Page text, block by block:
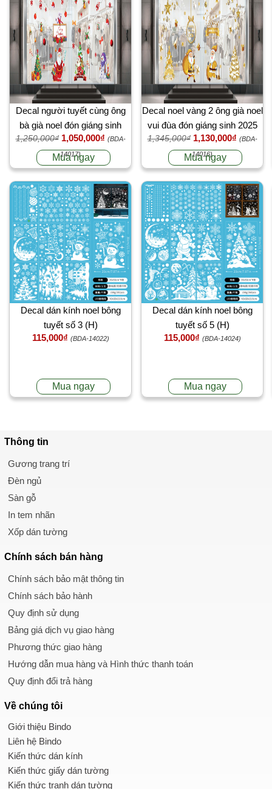
Decal người tuyết cùng ông
bà già noel đón giáng sinh
2025
1,250,000₫ 1,050,000₫ (BDA-
14017)
Mua ngay
Decal noel vàng 2 ông già noel
vui đùa đón giáng sinh 2025
1,345,000₫ 1,130,000₫ (BDA-
14016)
Mua ngay
Decal dán kính noel bông
tuyết số 3 (H)
115,000₫ (BDA-14022)
Mua ngay
Decal dán kính noel bông
tuyết số 5 (H)
115,000₫ (BDA-14024)
Mua ngay
Thông tin
Gương trang trí
Đèn ngủ
Sàn gỗ
In tem nhãn
Xốp dán tường
Chính sách bán hàng
Chính sách bảo mật thông tin
Chính sách bảo hành
Quy định sử dụng
Bảng giá dịch vụ giao hàng
Phương thức giao hàng
Hướng dẫn mua hàng và Hình thức thanh toán
Quy định đổi trả hàng
Về chúng tôi
Giới thiệu Bindo
Liên hệ Bindo
Kiến thức dán kính
Kiến thức giấy dán tường
Kiến thức tranh dán tường